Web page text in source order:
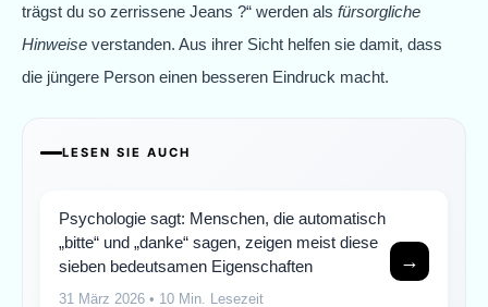
trägst du so zerrissene Jeans ?“ werden als fürsorgliche
Hinweise verstanden. Aus ihrer Sicht helfen sie damit, dass
die jüngere Person einen besseren Eindruck macht.
LESEN SIE AUCH
Psychologie sagt: Menschen, die automatisch
„bitte“ und „danke“ sagen, zeigen meist diese
sieben bedeutsamen Eigenschaften
31 März 2026 • 10 Min. Lesezeit
→